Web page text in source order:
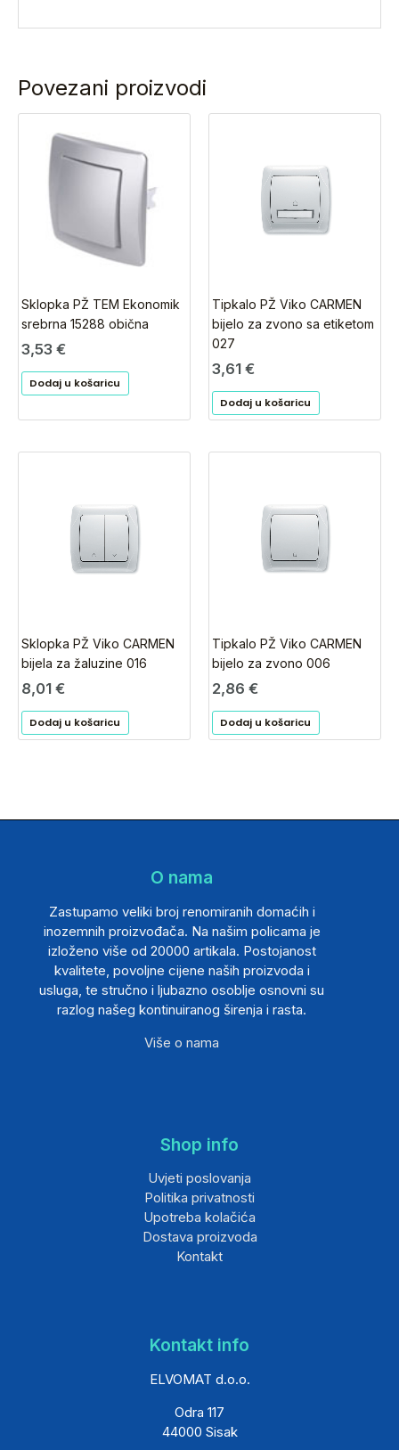
Povezani proizvodi
Sklopka PŽ TEM Ekonomik
srebrna 15288 obična
3,53 €
Dodaj u košaricu
Tipkalo PŽ Viko CARMEN
bijelo za zvono sa etiketom
027
3,61 €
Dodaj u košaricu
Sklopka PŽ Viko CARMEN
bijela za žaluzine 016
8,01 €
Dodaj u košaricu
Tipkalo PŽ Viko CARMEN
bijelo za zvono 006
2,86 €
Dodaj u košaricu
O nama
Zastupamo veliki broj renomiranih domaćih i
inozemnih proizvođača. Na našim policama je
izloženo više od 20000 artikala. Postojanost
kvalitete, povoljne cijene naših proizvoda i
usluga, te stručno i ljubazno osoblje osnovni su
razlog našeg kontinuiranog širenja i rasta.
Više o nama
Shop info
Uvjeti poslovanja
Politika privatnosti
Upotreba kolačića
Dostava proizvoda
Kontakt
Kontakt info
ELVOMAT d.o.o.
Odra 117
44000 Sisak